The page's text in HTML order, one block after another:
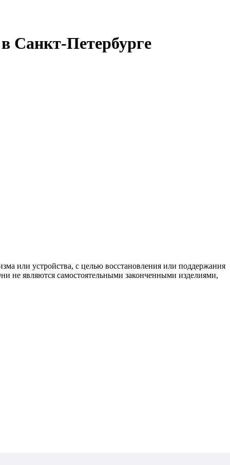
Санкт-Петербурге
или устройства, с целью восстановления или поддержания
не являются самостоятельными законченными изделиями,